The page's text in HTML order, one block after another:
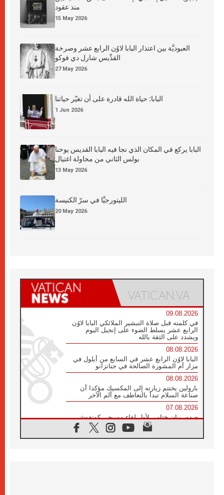
منذ عقود
15 May 2026
العبوديَّة بين اعتذار البابا لاوُن الرابع عشر وصرخة
القدِّيس شارل دي فوكو
27 May 2026
البابا: حياة الله قادرة على أن تغيّر حياتنا
1 Jun 2026
البابا يركع في المكان الذي نجا فيه البابا القديس يوحنا
بولس الثاني من محاولة اغتيال
13 May 2026
الليتورجيَّا في سرّ الكنيسة
20 May 2026
09.08.2026
في كلمته قبل صلاة التبشير الملائكي البابا لاوُن
الرابع عشر يسلط الضوء على إنجيل اليوم
ويشدد على الثقة بالله
08.08.2026
البابا لاوُن الرابع عشر في السابع من أيلول في
مزار أم المشورة الصالحة في جناتزانو
08.08.2026
بارولين يختتم زيارته إلى المكسيك مؤكدا أن
صناعة السلام تبدأ بالتعاطف مع ألم الآخر
07.08.2026
صدور بيان ختامي لأول لقاء مسيحي كونفوشي
بمشاركة الدائرة الفاتيكانية للحوار بين الأديان
07.08.2026